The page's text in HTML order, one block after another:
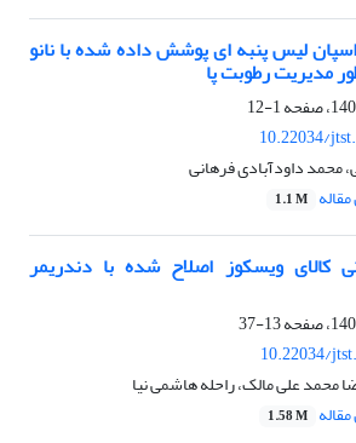
لیس پنبه ای پوشش داده شده با نانو
مدیریت رطوبت پا
1-12
10.22034/
محمد داودآبادی فرهانی
1.1 M
کالای ویسکوز اصلاح شده با دندریمر
13-37
10.22034/
محمد علی مالک، راحله هاشمی نیا
1.58 M